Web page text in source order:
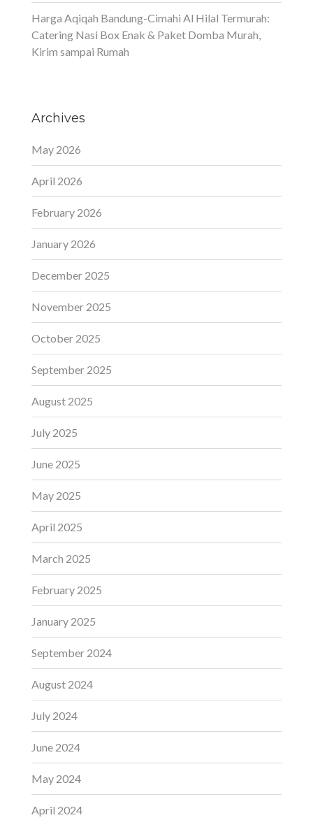
Harga Aqiqah Bandung-Cimahi Al Hilal Termurah:
Catering Nasi Box Enak & Paket Domba Murah,
Kirim sampai Rumah
Archives
May 2026
April 2026
February 2026
January 2026
December 2025
November 2025
October 2025
September 2025
August 2025
July 2025
June 2025
May 2025
April 2025
March 2025
February 2025
January 2025
September 2024
August 2024
July 2024
June 2024
May 2024
April 2024